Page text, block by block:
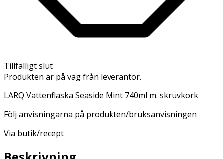
Tillfälligt slut
Produkten är på väg från leverantör.
LARQ Vattenflaska Seaside Mint 740ml m. skruvkork
Följ anvisningarna på produkten/bruksanvisningen
Via butik/recept